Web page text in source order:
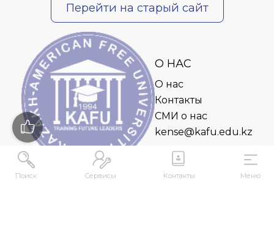
Поиск Сервисы Контакты Меню
Перейти на старый сайт
О НАС
О нас
Контакты
СМИ о нас
kense@kafu.edu.kz